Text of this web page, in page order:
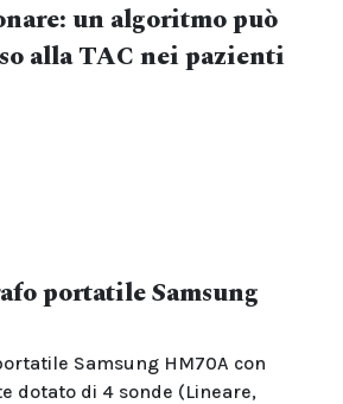
un algoritmo può
alla TAC nei pazienti
portatile Samsung
Samsung HM70A con
dotato di 4 sonde (Lineare,